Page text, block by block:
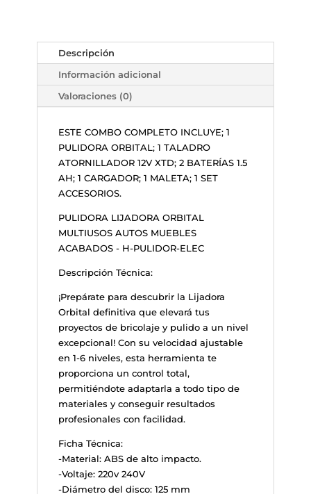
Descripción
Información adicional
Valoraciones (0)
ESTE COMBO COMPLETO INCLUYE; 1
PULIDORA ORBITAL; 1 TALADRO
ATORNILLADOR 12V XTD; 2 BATERÍAS 1.5
AH; 1 CARGADOR; 1 MALETA; 1 SET
ACCESORIOS.
PULIDORA LIJADORA ORBITAL
MULTIUSOS AUTOS MUEBLES
ACABADOS - H-PULIDOR-ELEC
Descripción Técnica:
¡Prepárate para descubrir la Lijadora
Orbital definitiva que elevará tus
proyectos de bricolaje y pulido a un nivel
excepcional! Con su velocidad ajustable
en 1-6 niveles, esta herramienta te
proporciona un control total,
permitiéndote adaptarla a todo tipo de
materiales y conseguir resultados
profesionales con facilidad.
Ficha Técnica:
-Material: ABS de alto impacto.
-Voltaje: 220v 240V
-Diámetro del disco: 125 mm